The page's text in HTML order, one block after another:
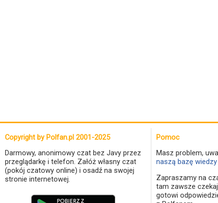
Copyright by Polfan.pl 2001-2025
Darmowy, anonimowy czat bez Javy przez
przeglądarkę i telefon. Załóż własny czat
(pokój czatowy online) i osadź na swojej
stronie internetowej.
Pomoc
Masz problem,
naszą bazę
Zapraszamy na
tam zawsze
gotowi